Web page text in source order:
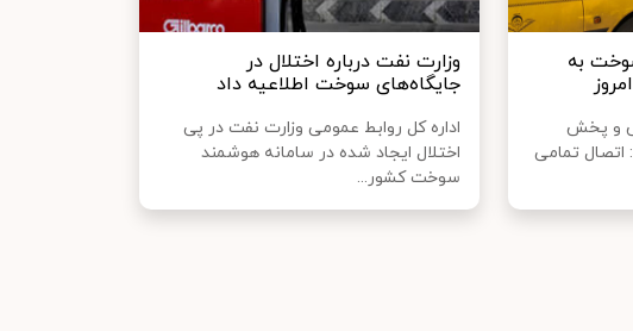
به
و پخش
اتصال تمامی
وزارت نفت درباره اختلال در
جایگاه‌های سوخت اطلاعیه داد
اداره کل روابط عمومی وزارت نفت در پی
اختلال ایجاد شده در سامانه هوشمند
سوخت کشور...